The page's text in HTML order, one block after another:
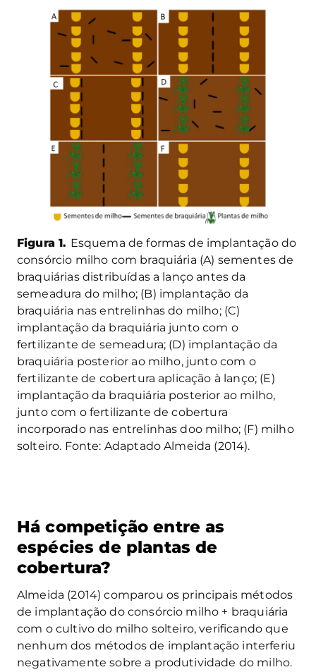
Figura 1. Esquema de formas de implantação do
consórcio milho com braquiária (A) sementes de
braquiárias distribuídas a lanço antes da
semeadura do milho; (B) implantação da
braquiária nas entrelinhas do milho; (C)
implantação da braquiária junto com o
fertilizante de semeadura; (D) implantação da
braquiária posterior ao milho, junto com o
fertilizante de cobertura aplicação à lanço; (E)
implantação da braquiária posterior ao milho,
junto com o fertilizante de cobertura
incorporado nas entrelinhas doo milho; (F) milho
solteiro. Fonte: Adaptado Almeida (2014).
Há competição entre as
espécies de plantas de
cobertura?
Almeida (2014) comparou os principais métodos
de implantação do consórcio milho + braquiária
com o cultivo do milho solteiro, verificando que
nenhum dos métodos de implantação interferiu
negativamente sobre a produtividade do milho.